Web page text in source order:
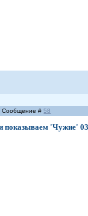
Сообщение #58
показываем 'Чужие'